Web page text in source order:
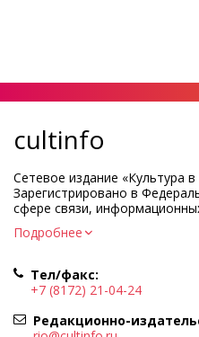
cultinfo
Сетевое издание «Культура
Зарегистрировано в
сфере связи,
коммуникаций.
Регистрационный номер и
Учредитель КУ ВО
культуры»
Адрес учредителя и
Вологда, ул. Марии
Подробнее
Тел/факс:
+7 (8172) 21-04-24
Редакционно-